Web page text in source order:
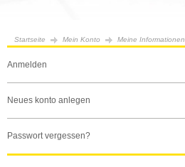
Startseite Mein Konto Meine Informationen
anmelden
neues konto anlegen
passwort vergessen?